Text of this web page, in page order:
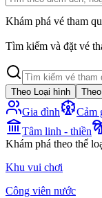
Khám phá vé tham
Tìm kiếm và đặt vé
Theo Loại hình
Gia đình Cảm
Tâm linh - thiền
Khám phá theo thể
Khu vui chơi
Công viên nước